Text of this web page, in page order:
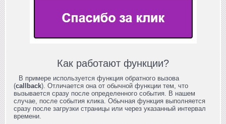
Как работают функции?
В примере используется функция обратного вызова
(callback). Отличается она от обычной функции тем, что
вызывается сразу после определенного события. В нашем
случае, после события клика. Обычная функция выполняется
сразу после загрузки страницы или через указанный интервал
времени.